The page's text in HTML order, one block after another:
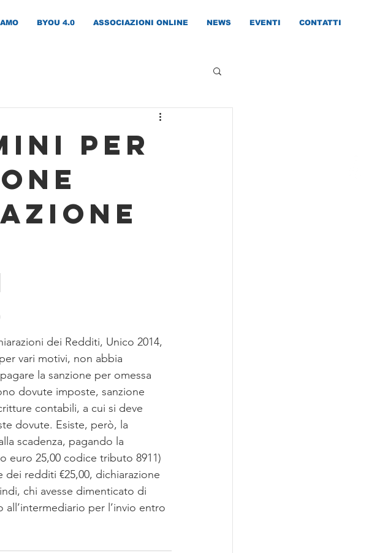
BYOU 4.0 ASSOCIAZIONI ONLINE NEWS EVENTI CONTATTI
PER
dei Redditi, Unico 2014,
vari motivi, non abbia
la sanzione per omessa
dovute imposte, sanzione
contabili, a cui si deve
dovute. Esiste, però, la
scadenza, pagando la
euro 25,00 codice tributo 8911)
dei redditi €25,00, dichiarazione
chi avesse dimenticato di
per l’invio entro